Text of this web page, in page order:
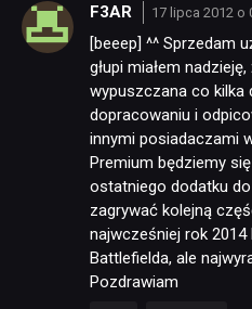
F3AR 17 lipca 2012 o
[beeep] ^^ Sprzedam
głupi miałem
wypuszczana co kilka
dopracowaniu i
innymi posiadaczami
Premium będziemy
ostatniego dodatku
zagrywać kolejną
najwcześniej rok
Battlefielda, ale
Pozdrawiam